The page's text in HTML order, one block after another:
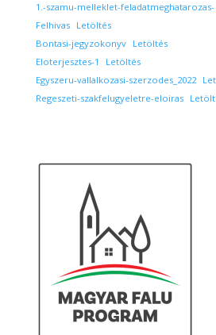
1.-szamu-melleklet-feladatmeghatarozas-
Felhivas
Letöltés
Bontasi-jegyzokonyv
Letöltés
Eloterjesztes-1
Letöltés
Egyszeru-vallalkozasi-szerzodes_2022
Regeszeti-szakfelugyeletre-eloiras